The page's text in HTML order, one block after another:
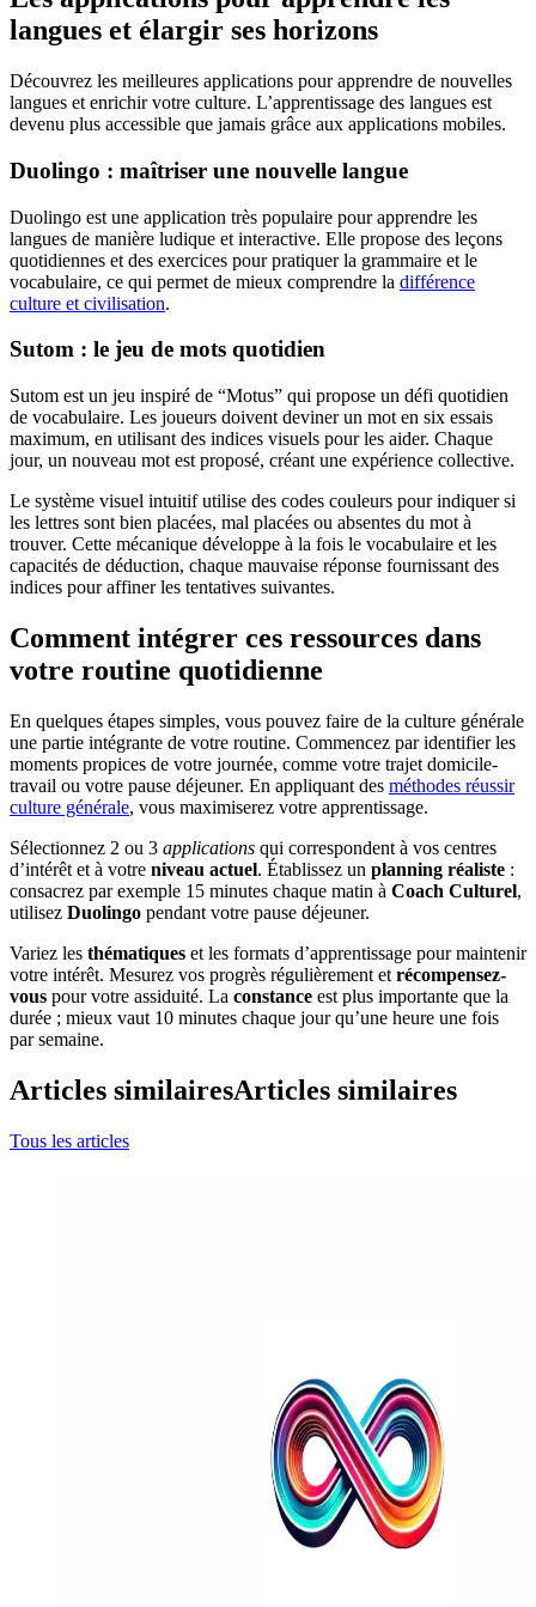
langues et élargir ses horizons
Découvrez les meilleures applications pour apprendre de nouvelles
langues et enrichir votre culture. L’apprentissage des langues est
devenu plus accessible que jamais grâce aux applications mobiles.
Duolingo : maîtriser une nouvelle langue
Duolingo est une application très populaire pour apprendre les
langues de manière ludique et interactive. Elle propose des leçons
quotidiennes et des exercices pour pratiquer la grammaire et le
vocabulaire, ce qui permet de mieux comprendre la différence
culture et civilisation.
Sutom : le jeu de mots quotidien
Sutom est un jeu inspiré de “Motus” qui propose un défi quotidien
de vocabulaire. Les joueurs doivent deviner un mot en six essais
maximum, en utilisant des indices visuels pour les aider. Chaque
jour, un nouveau mot est proposé, créant une expérience collective.
Le système visuel intuitif utilise des codes couleurs pour indiquer si
les lettres sont bien placées, mal placées ou absentes du mot à
trouver. Cette mécanique développe à la fois le vocabulaire et les
capacités de déduction, chaque mauvaise réponse fournissant des
indices pour affiner les tentatives suivantes.
Comment intégrer ces ressources dans
votre routine quotidienne
En quelques étapes simples, vous pouvez faire de la culture générale
une partie intégrante de votre routine. Commencez par identifier les
moments propices de votre journée, comme votre trajet domicile-
travail ou votre pause déjeuner. En appliquant des méthodes réussir
culture générale, vous maximiserez votre apprentissage.
Sélectionnez 2 ou 3 applications qui correspondent à vos centres
d’intérêt et à votre niveau actuel. Établissez un planning réaliste :
consacrez par exemple 15 minutes chaque matin à Coach Culturel,
utilisez Duolingo pendant votre pause déjeuner.
Variez les thématiques et les formats d’apprentissage pour maintenir
votre intérêt. Mesurez vos progrès régulièrement et récompensez-
vous pour votre assiduité. La constance est plus importante que la
durée ; mieux vaut 10 minutes chaque jour qu’une heure une fois
par semaine.
Articles similairesArticles similaires
Tous les articles